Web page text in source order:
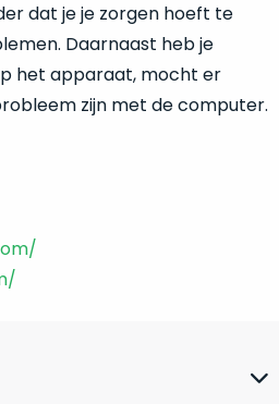
dat je je zorgen hoeft te
Daarnaast heb je
het apparaat, mocht er
zijn met de computer.